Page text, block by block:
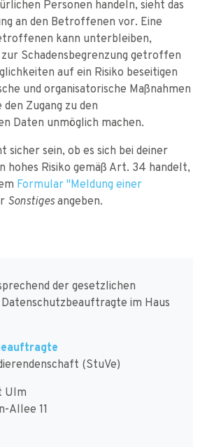
Personen handeln, sieht das
an den Betroffenen vor. Eine
kann unterbleiben,
Schadensbegrenzung getroffen
auf ein Risiko beseitigen
und organisatorische Maßnahmen
Zugang zu den
Daten unmöglich machen.
sicher sein, ob es sich bei deiner
hohes Risiko gemäß Art. 34 handelt,
Formular "Meldung einer
Sonstigesangeben.
der gesetzlichen
Datenschutzbeauftragte im Haus
(StuVe)
Ulm
Allee 11